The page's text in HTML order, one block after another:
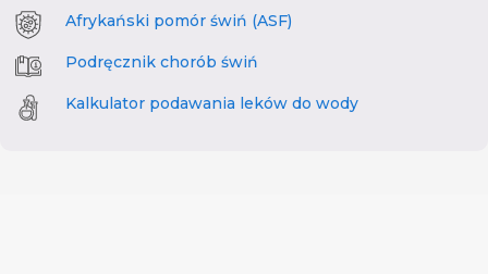
Afrykański pomór świń (ASF)
Podręcznik chorób świń
Kalkulator podawania leków do wody